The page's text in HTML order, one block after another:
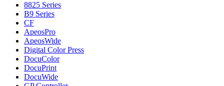
8825 Series
B9 Series
CF
ApeosPro
ApeosWide
Digital Color Press
DocuColor
DocuPrint
DocuWide